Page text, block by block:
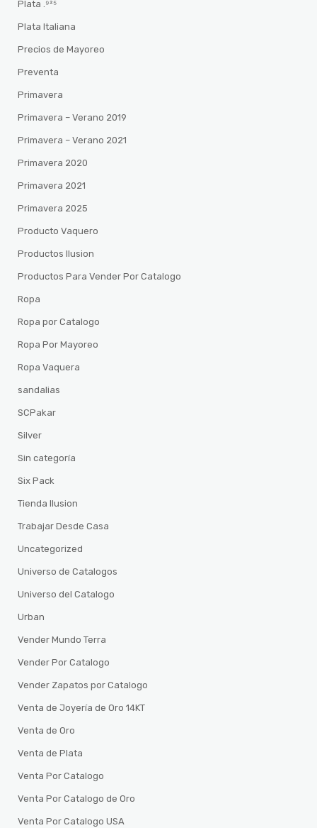
Plata .⁹²⁵
Plata Italiana
Precios de Mayoreo
Preventa
Primavera
Primavera – Verano 2019
Primavera – Verano 2021
Primavera 2020
Primavera 2021
Primavera 2025
Producto Vaquero
Productos Ilusion
Productos Para Vender Por Catalogo
Ropa
Ropa por Catalogo
Ropa Por Mayoreo
Ropa Vaquera
sandalias
SCPakar
Silver
Sin categoría
Six Pack
Tienda Ilusion
Trabajar Desde Casa
Uncategorized
Universo de Catalogos
Universo del Catalogo
Urban
Vender Mundo Terra
Vender Por Catalogo
Vender Zapatos por Catalogo
Venta de Joyería de Oro 14KT
Venta de Oro
Venta de Plata
Venta Por Catalogo
Venta Por Catalogo de Oro
Venta Por Catalogo USA